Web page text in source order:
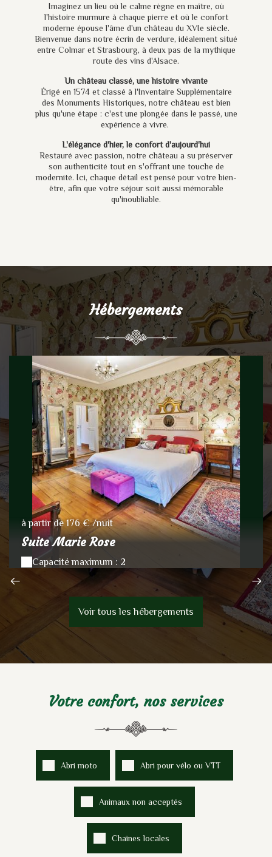
Imaginez un lieu où le calme règne en maître, où
l'histoire murmure à chaque pierre et où le confort
moderne épouse l'âme d'un château du XVIe siècle.
Bienvenue dans notre écrin de verdure, idéalement situé
entre Colmar et Strasbourg, à deux pas de la mythique
route des vins d'Alsace.
Un château classé, une histoire vivante
Érigé en 1574 et classé à l'Inventaire Supplémentaire
des Monuments Historiques, notre château est bien
plus qu'une étape : c'est une plongée dans le passé, une
expérience à vivre.
L'élégance d'hier, le confort d'aujourd'hui
Restauré avec passion, notre château a su préserver
son authenticité tout en s'offrant une touche de
modernité. Ici, chaque détail est pensé pour votre bien-
être, afin que votre séjour soit aussi mémorable
qu'inoubliable.
Hébergements
à partir de 176 € /nuit
Suite Marie Rose
Capacité maximum : 2
Voir tous les hébergements
Votre confort, nos services
Abri moto Abri pour vélo ou VTT
Animaux non acceptés
Chaînes locales